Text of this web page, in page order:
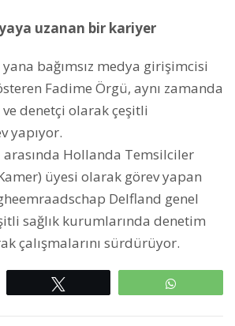
uzanan bir kariyer
bağımsız medya girişimcisi
Fadime Örgü, aynı zamanda
denetçi olarak çeşitli
yapıyor.
arasında Hollanda Temsilciler
üyesi olarak görev yapan
Delfland genel
sağlık kurumlarında denetim
çalışmalarını sürdürüyor.